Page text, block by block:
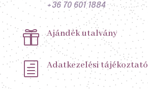
+36 70 601 1884
 Ajándék utalvány
h Adatkezelési tájékoztató